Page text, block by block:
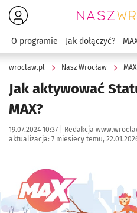
O programie Jak dołączyć?
wroclaw.pl Nasz Wrocław MAX
Jak aktywować
MAX?
Data publikacji:
19.07.2024 10:37 | Autor:
Redakcja
aktualizacja: 7 miesiecy temu,